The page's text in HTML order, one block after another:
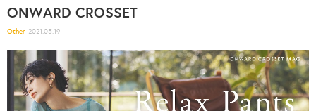
ONWARD CROSSET
Other 2021.05.19